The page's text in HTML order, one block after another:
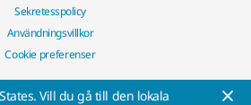
Sekretesspolicy
Användningsvillkor
Cookie preferenser
Vill du gå till den lokala